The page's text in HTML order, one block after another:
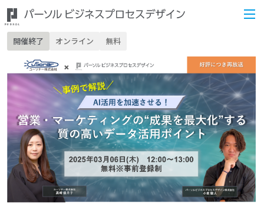
開催終了 オンライン 無料